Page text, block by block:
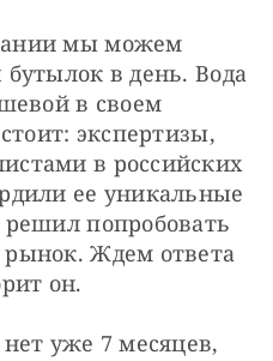
мы можем
в день. Вода
в своем
экспертизы,
в российских
ее уникальные
попробовать
Ждем ответа
он.
уже 7 месяцев,